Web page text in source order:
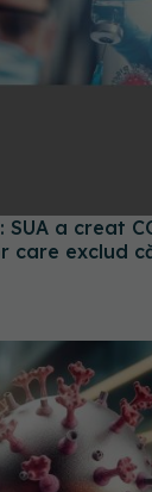
a creat
care exclud